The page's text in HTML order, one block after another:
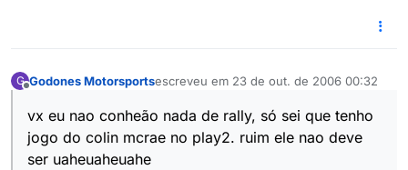
G Godones Motorsportsescreveu em 23 de out. de 2006 00:32
última edição por
vx eu nao conheão nada de rally, só sei que tenho
jogo do colin mcrae no play2. ruim ele nao deve
ser uaheuaheuahe